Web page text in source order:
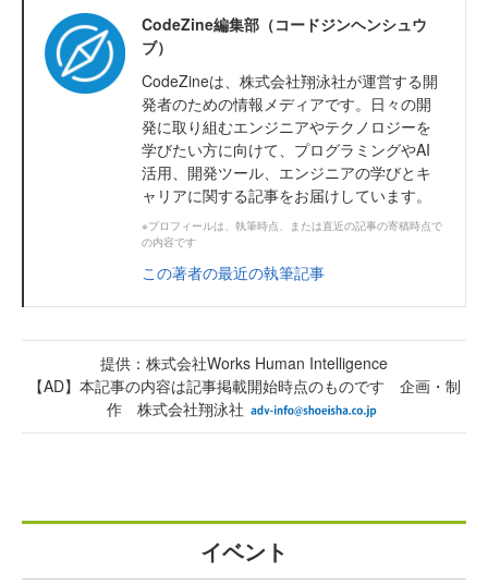
CodeZine編集部（コードジンヘンシュウ
ブ）
CodeZineは、株式会社翔泳社が運営する開
発者のための情報メディアです。日々の開
発に取り組むエンジニアやテクノロジーを
学びたい方に向けて、プログラミングやAI
活用、開発ツール、エンジニアの学びとキ
ャリアに関する記事をお届けしています。
※プロフィールは、執筆時点、または直近の記事の寄稿時点で
の内容です
この著者の最近の執筆記事
提供：株式会社Works Human Intelligence
【AD】本記事の内容は記事掲載開始時点のものです 企画・制
作 株式会社翔泳社
イベント